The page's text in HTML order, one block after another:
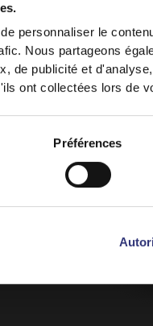
personnaliser le
Nous partageons
de publicité et
ont collectées lors de
Préférences